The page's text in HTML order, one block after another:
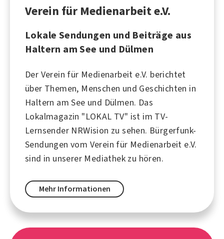
Verein für Medienarbeit e.V.
Lokale Sendungen und Beiträge aus
Haltern am See und Dülmen
Der Verein für Medienarbeit e.V. berichtet
über Themen, Menschen und Geschichten in
Haltern am See und Dülmen. Das
Lokalmagazin "LOKAL TV" ist im TV-
Lernsender NRWision zu sehen. Bürgerfunk-
Sendungen vom Verein für Medienarbeit e.V.
sind in unserer Mediathek zu hören.
Mehr Informationen